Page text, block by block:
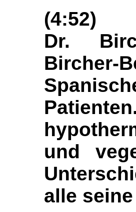
(4:52)
Dr.
und
alle